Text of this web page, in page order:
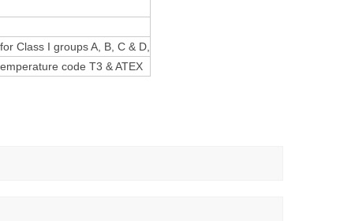
Class I groups A, B, C & D,
code T3 & ATEX